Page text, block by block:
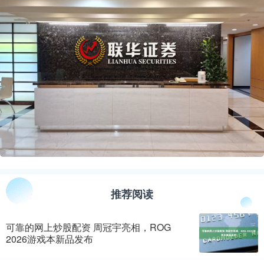
推荐阅读
可靠的网上炒股配资 周冠宇亮相，ROG
2026游戏本新品发布